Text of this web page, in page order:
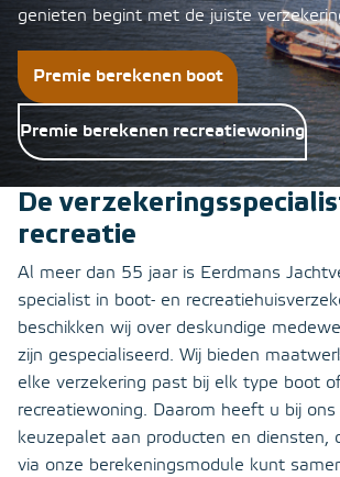
Zoeken
genieten begint met de juiste
Premie berekenen boot
Premie berekenen recreatiewoning
De
recreatie
Al meer dan 55 jaar is Eerdmans
specialist in boot- en
beschikken wij over deskundige
zijn gespecialiseerd. Wij bieden
elke verzekering past bij elk type boot
recreatiewoning. Daarom heeft u bij
keuzepalet aan producten en diensten,
via onze berekeningsmodule kunt